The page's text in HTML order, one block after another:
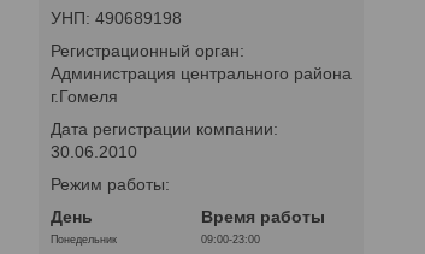
УНП: 490689198
Регистрационный орган:
Администрация центрального района
г.Гомеля
Дата регистрации компании:
30.06.2010
Режим работы:
День
Время работы
Понедельник
09:00-23:00